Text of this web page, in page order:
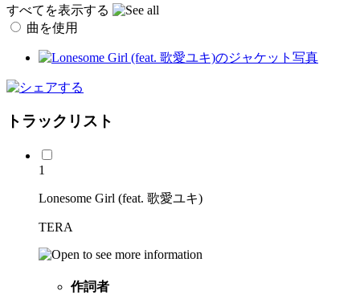
すべてを表示する
曲を使用
トラックリスト
1
Lonesome Girl (feat. 歌愛ユキ)
TERA
作詞者